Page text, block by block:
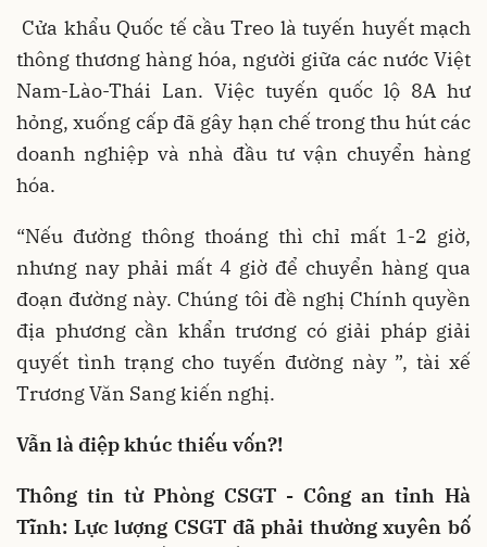
Cửa khẩu Quốc tế cầu Treo là tuyến huyết mạch
thông thương hàng hóa, người giữa các nước Việt
Nam-Lào-Thái Lan. Việc tuyến quốc lộ 8A hư
hỏng, xuống cấp đã gây hạn chế trong thu hút các
doanh nghiệp và nhà đầu tư vận chuyển hàng
hóa.
“Nếu đường thông thoáng thì chỉ mất 1-2 giờ,
nhưng nay phải mất 4 giờ để chuyển hàng qua
đoạn đường này. Chúng tôi đề nghị Chính quyền
địa phương cần khẩn trương có giải pháp giải
quyết tình trạng cho tuyến đường này ”, tài xế
Trương Văn Sang kiến nghị.
Vẫn là điệp khúc thiếu vốn?!
Thông tin từ Phòng CSGT - Công an tỉnh Hà
Tĩnh: Lực lượng CSGT đã phải thường xuyên bố